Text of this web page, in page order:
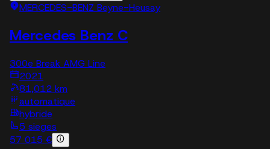
MERCEDES-BENZ Beyne-Heusay
Mercedes Benz C
300e Break AMG Line
2021
81,012 km
automatique
hybride
5 sieges
57 015 €